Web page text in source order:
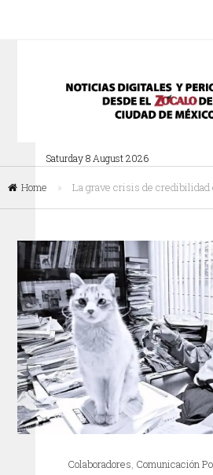
Saturday 8 August 2026
Home » La grave crisis de credibilidad
Colaboradores, Comunicación